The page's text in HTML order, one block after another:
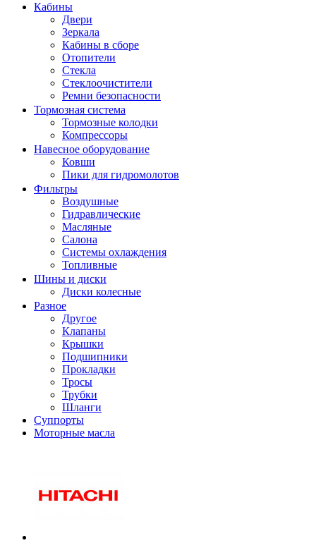
Кабины
Двери
Зеркала
Кабины в сборе
Отопители
Стекла
Стеклоочистители
Ремни безопасности
Тормозная система
Тормозные колодки
Компрессоры
Навесное оборудование
Ковши
Пики для гидромолотов
Фильтры
Воздушные
Гидравлические
Масляные
Салона
Системы охлаждения
Топливные
Шины и диски
Диски колесные
Разное
Другое
Клапаны
Крышки
Подшипники
Прокладки
Тросы
Трубки
Шланги
Суппорты
Моторные масла